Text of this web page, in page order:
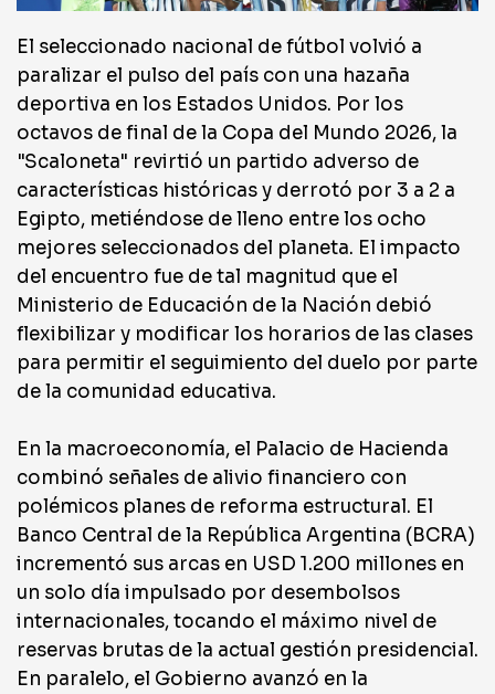
El seleccionado nacional de fútbol volvió a
paralizar el pulso del país con una hazaña
deportiva en los Estados Unidos. Por los
octavos de final de la Copa del Mundo 2026, la
"Scaloneta" revirtió un partido adverso de
características históricas y derrotó por 3 a 2 a
Egipto, metiéndose de lleno entre los ocho
mejores seleccionados del planeta. El impacto
del encuentro fue de tal magnitud que el
Ministerio de Educación de la Nación debió
flexibilizar y modificar los horarios de las clases
para permitir el seguimiento del duelo por parte
de la comunidad educativa.
En la macroeconomía, el Palacio de Hacienda
combinó señales de alivio financiero con
polémicos planes de reforma estructural. El
Banco Central de la República Argentina (BCRA)
incrementó sus arcas en USD 1.200 millones en
un solo día impulsado por desembolsos
internacionales, tocando el máximo nivel de
reservas brutas de la actual gestión presidencial.
En paralelo, el Gobierno avanzó en la